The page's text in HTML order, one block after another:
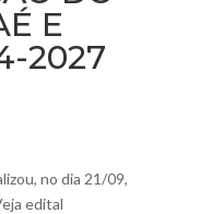
E
2027
no dia 21/09,
edital